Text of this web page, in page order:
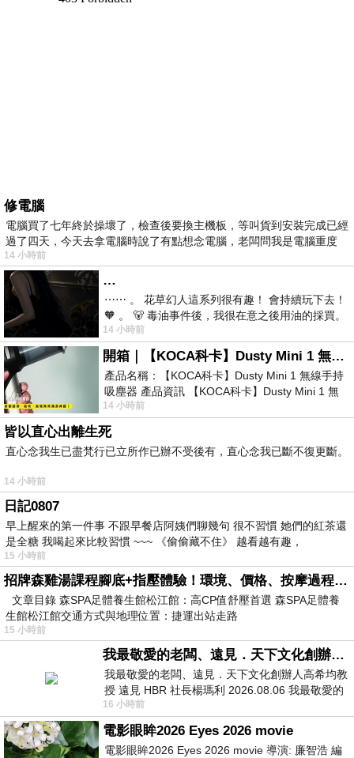
修電腦
電腦買了七年終於操壞了，檢查後要換主機板，等叫貨到安裝完成已經
過了四天，今天去拿電腦時說了有點想念電腦，老闆問我是電腦重度
14 小時前
…
⋯⋯ 。 花草幻人這系列很有趣！ 會持續玩下去！
🧡 。 🐻 毒油事件後，我很在意之後用油的採買。
前天購買了我之前就很愛
14 小時前
開箱｜【KOCA科卡】Dusty Mini 1 無線手持吸塵器
產品名稱：【KOCA科卡】Dusty Mini 1 無線手持
吸塵器 產品資訊 【KOCA科卡】Dusty Mini 1 無
線手持吸塵器評語： 能吸、能吹兼具兩
14 小時前
皆以直心出離生死
直心念我生已盡梵行已立所作已辦不受後有，直心念我已斷不復更斷。
14 小時前
日記0807
早上醒來的第一件事 不跟早餐店阿姨們聊幾句 很不習慣 她們的紅茶還
是全糖 我喝起來比較習慣 ~~~ 《偷偷藏不住》 越看越有趣，
15 小時前
招牌森雞湯課程腳底+指壓體驗！環境、價格、按摩過程全紀錄，森SPA足體養生館松江館最新價格表
文章目錄 森SPA足體養生館松江館：高CP值舒壓首選 森SPA足體養
生館松江館交通方式與地理位置：捷運出站走路
15 小時前
我最敬愛的老闆、遠見．天下文化創辦人高希均教授
我最敬愛的老闆、遠見．天下文化創辦人高希均教
授 遠見 HBR 社長楊瑪利 2026.08.06 我最敬愛的
老闆、遠見．天下文化創辦人高希均教
16 小時前
電影眼眸2026 Eyes 2026 movie
電影眼眸2026 Eyes 2026 movie 導演: 廉智浩 編